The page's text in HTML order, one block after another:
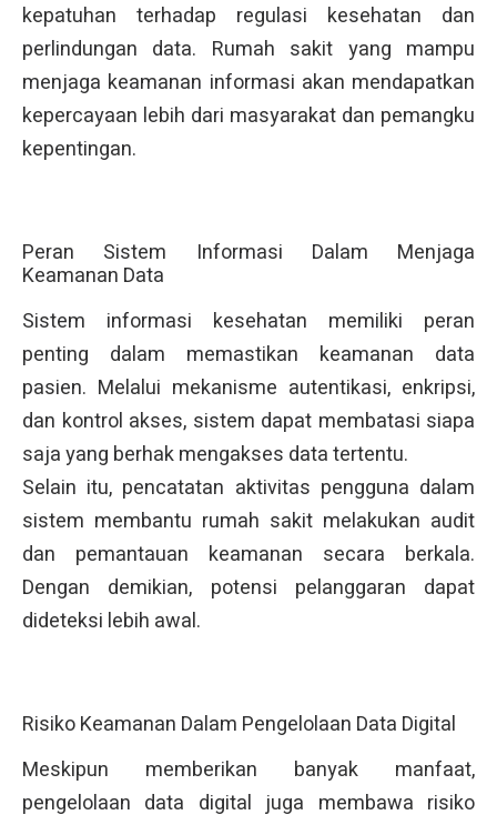
kepatuhan terhadap regulasi kesehatan dan
perlindungan data. Rumah sakit yang mampu
menjaga keamanan informasi akan mendapatkan
kepercayaan lebih dari masyarakat dan pemangku
kepentingan.
Peran Sistem Informasi Dalam Menjaga
Keamanan Data
Sistem informasi kesehatan memiliki peran
penting dalam memastikan keamanan data
pasien. Melalui mekanisme autentikasi, enkripsi,
dan kontrol akses, sistem dapat membatasi siapa
saja yang berhak mengakses data tertentu.
Selain itu, pencatatan aktivitas pengguna dalam
sistem membantu rumah sakit melakukan audit
dan pemantauan keamanan secara berkala.
Dengan demikian, potensi pelanggaran dapat
dideteksi lebih awal.
Risiko Keamanan Dalam Pengelolaan Data Digital
Meskipun memberikan banyak manfaat,
pengelolaan data digital juga membawa risiko